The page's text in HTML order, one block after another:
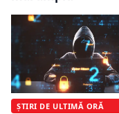
ȘTIRI DE ULTIMĂ ORĂ